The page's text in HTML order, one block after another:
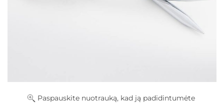
Paspauskite nuotrauką, kad ją padidintumėte